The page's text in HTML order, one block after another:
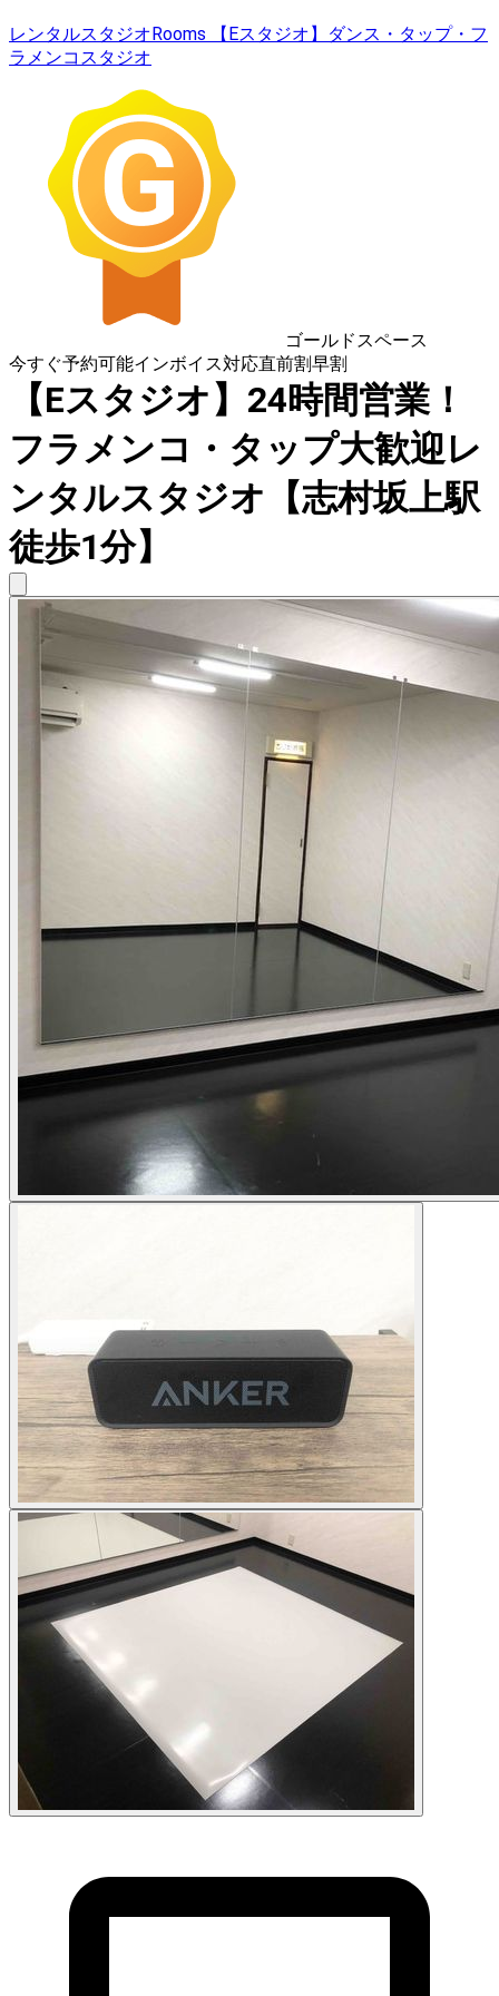
レンタルスタジオRooms 【Eスタジオ】ダンス・タップ・フ
ラメンコスタジオ
ゴールドスペース
今すぐ予約可能インボイス対応直前割早割
【Eスタジオ】24時間営業！
フラメンコ・タップ大歓迎レ
ンタルスタジオ【志村坂上駅
徒歩1分】